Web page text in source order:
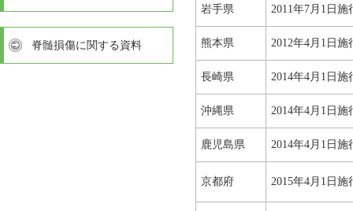
岩手県 2011年7月1日施
熊本県 2012年4月1日施
長崎県 2014年4月1日施
沖縄県 2014年4月1日施
鹿児島県 2014年4月1日施
京都府 2015年4月1日施
脊髄損傷に関する資料